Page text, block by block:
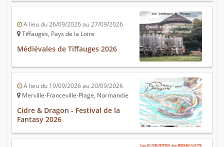
A lieu du 26/09/2026 au 27/09/2026
Tiffauges, Pays de la Loire
Médiévales de Tiffauges 2026
A lieu du 19/09/2026 au 20/09/2026
Merville-Franceville-Plage, Normandie
Cidre & Dragon - Festival de la
Fantasy 2026